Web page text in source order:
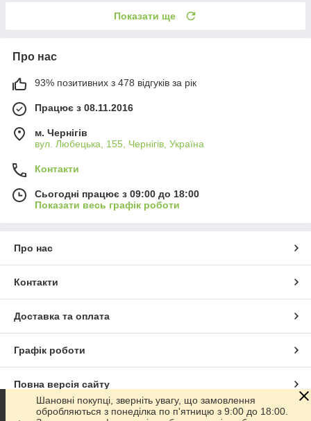
Показати ще
Про нас
93% позитивних з 478 відгуків за рік
Працює з 08.11.2016
м. Чернігів
вул. Любецька, 155, Чернігів, Україна
Контакти
Сьогодні працює з 09:00 до 18:00
Показати весь графік роботи
Про нас
Контакти
Доставка та оплата
Графік роботи
Повна версія сайту
Сайт створено на маркетплейсіProm.ua
Шановні покупці, зверніть увагу, що замовлення
обробляються з понеділка по п'ятницю з 9:00 до 18:00.